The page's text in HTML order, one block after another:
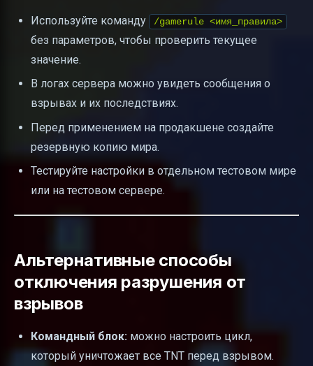
Используйте команду /gamerule <имя_правила>
без параметров, чтобы проверить текущее
значение.
В логах сервера можно увидеть сообщения о
взрывах и их последствиях.
Перед применением на продакшене создайте
резервную копию мира.
Тестируйте настройки в отдельном тестовом мире
или на тестовом сервере.
Альтернативные способы
отключения разрушения от
взрывов
Командный блок: можно настроить цикл,
который уничтожает все TNT перед взрывом.